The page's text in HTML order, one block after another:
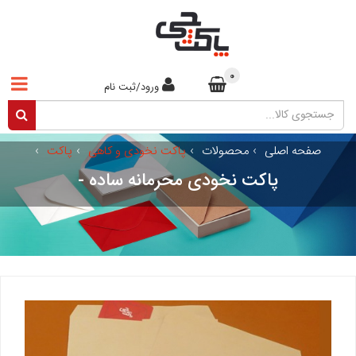
ورود/ثبت نام
0
صفحه اصلی › محصولات › پاکت نخودی و کاهی › پاکت ›
پاکت نخودی محرمانه ساده -